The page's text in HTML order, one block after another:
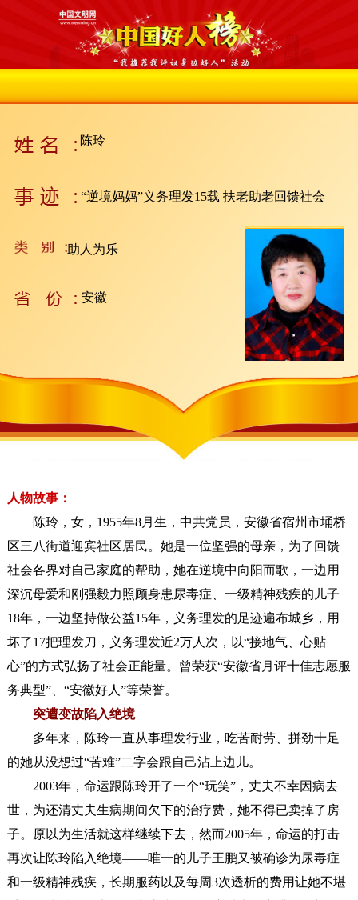
陈玲
“逆境妈妈”义务理发15载 扶老助老回馈社会
助人为乐
安徽
人物故事：
陈玲，女，1955年8月生，中共党员，安徽省宿州市埇桥
区三八街道迎宾社区居民。她是一位坚强的母亲，为了回馈
社会各界对自己家庭的帮助，她在逆境中向阳而歌，一边用
深沉母爱和刚强毅力照顾身患尿毒症、一级精神残疾的儿子
18年，一边坚持做公益15年，义务理发的足迹遍布城乡，用
坏了17把理发刀，义务理发近2万人次，以“接地气、心贴
心”的方式弘扬了社会正能量。曾荣获“安徽省月评十佳志愿服
务典型”、“安徽好人”等荣誉。
突遭变故陷入绝境
多年来，陈玲一直从事理发行业，吃苦耐劳、拼劲十足
的她从没想过“苦难”二字会跟自己沾上边儿。
2003年，命运跟陈玲开了一个“玩笑”，丈夫不幸因病去
世，为还清丈夫生病期间欠下的治疗费，她不得已卖掉了房
子。原以为生活就这样继续下去，然而2005年，命运的打击
再次让陈玲陷入绝境——唯一的儿子王鹏又被确诊为尿毒症
和一级精神残疾，长期服药以及每周3次透析的费用让她不堪